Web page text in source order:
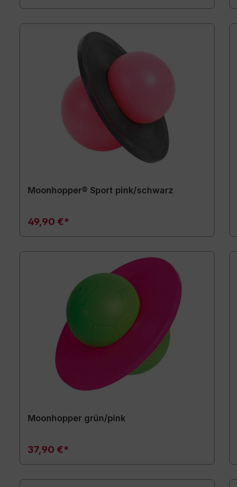
Moonhopper® Sport pink/schwarz
49,90 €*
Moonhopper grün/pink
37,90 €*